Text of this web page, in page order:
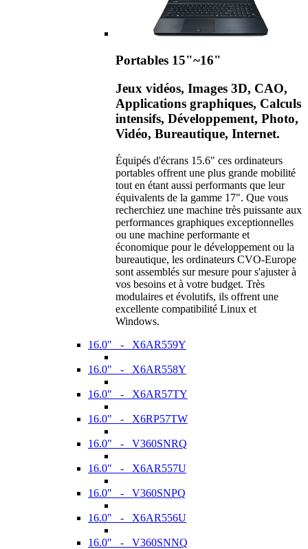
Portables 15"~16"
Jeux vidéos, Images 3D, CAO,
Applications graphiques, Calculs
intensifs, Développement, Photo,
Vidéo, Bureautique, Internet.
Équipés d'écrans 15.6" ces ordinateurs
portables offrent une plus grande mobilité
tout en étant aussi performants que leur
équivalents de la gamme 17". Que vous
recherchiez une machine très puissante aux
performances graphiques exceptionnelles
ou une machine performante et
économique pour le développement ou la
bureautique, les ordinateurs CVO-Europe
sont assemblés sur mesure pour s'ajuster à
vos besoins et à votre budget. Très
modulaires et évolutifs, ils offrent une
excellente compatibilité Linux et
Windows.
16.0" - X6AR559Y
16.0" - X6AR558Y
16.0" - X6AR57TY
16.0" - X6RP57TW
16.0" - V360SNRQ
16.0" - X6AR557U
16.0" - V360SNPQ
16.0" - X6AR556U
16.0" - V360SNNQ